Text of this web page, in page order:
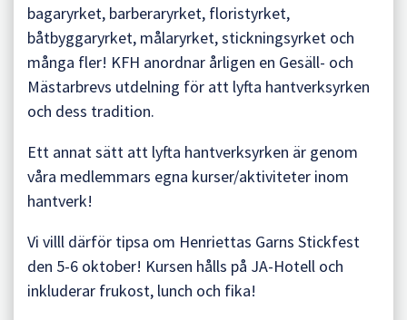
bagaryrket, barberaryrket, floristyrket,
båtbyggaryrket, målaryrket, stickningsyrket och
många fler! KFH anordnar årligen en Gesäll- och
Mästarbrevs utdelning för att lyfta hantverksyrken
och dess tradition.
Ett annat sätt att lyfta hantverksyrken är genom
våra medlemmars egna kurser/aktiviteter inom
hantverk!
Vi villl därför tipsa om Henriettas Garns Stickfest
den 5-6 oktober! Kursen hålls på JA-Hotell och
inkluderar frukost, lunch och fika!